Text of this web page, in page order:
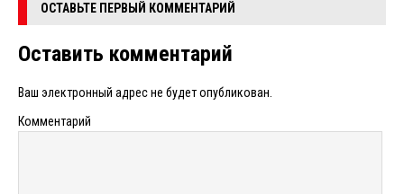
ОСТАВЬТЕ ПЕРВЫЙ КОММЕНТАРИЙ
Оставить комментарий
Ваш электронный адрес не будет опубликован.
Комментарий